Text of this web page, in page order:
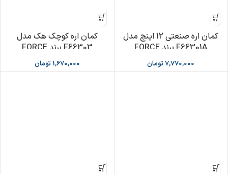
کمان اره صنعتی 12 اینچ مدل
F66301A برند FORCE
7,770,000تومان
کمان اره کوچک هک مدل
F66303 برند FORCE
1,670,000 تومان